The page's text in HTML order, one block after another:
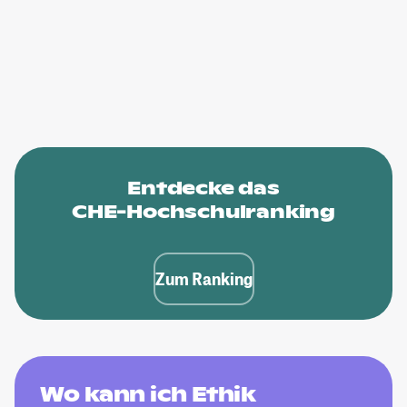
Entdecke das
CHE-Hochschulranking
Zum Ranking
Wo kann ich Ethik